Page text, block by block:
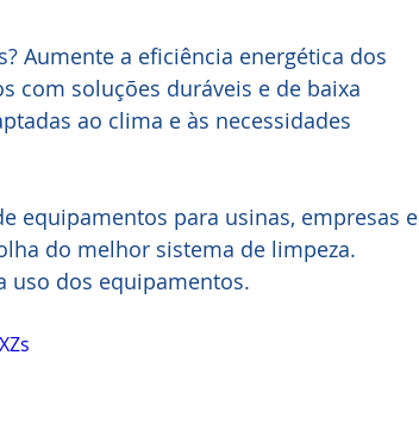
Aumente a eficiência energética dos
com soluções duráveis e de baixa
ao clima e às necessidades
equipamentos para usinas, empresas e
do melhor sistema de limpeza.
uso dos equipamentos.